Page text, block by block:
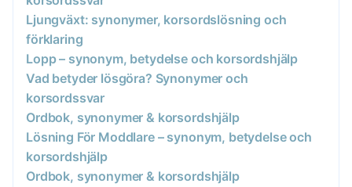
Ljungväxt: synonymer, korsordslösning och
förklaring
Lopp – synonym, betydelse och korsordshjälp
Vad betyder lösgöra? Synonymer och
korsordssvar
Ordbok, synonymer & korsordshjälp
Lösning För Moddlare – synonym, betydelse och
korsordshjälp
Ordbok, synonymer & korsordshjälp